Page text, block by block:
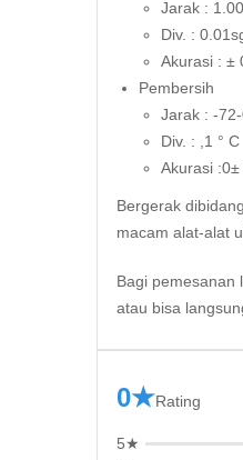
Jarak :
Div. :
Akurasi : ±
Pembersih
Jarak : -
Div. : ,1 ° C
Akurasi :0±
Bergerak
macam alat-alat
Bagi pemesanan
atau bisa
0★Rating
5★